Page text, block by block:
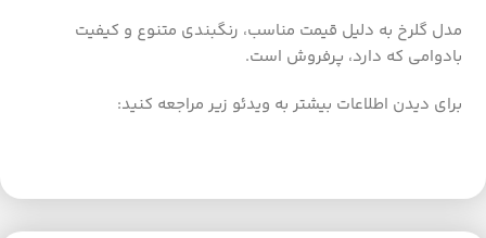
مدل گلرخ به دلیل قیمت مناسب، رنگبندی متنوع و کیفیت
بادوامی که دارد، پرفروش است.
برای دیدن اطلاعات بیشتر به ویدئو زیر مراجعه کنید: